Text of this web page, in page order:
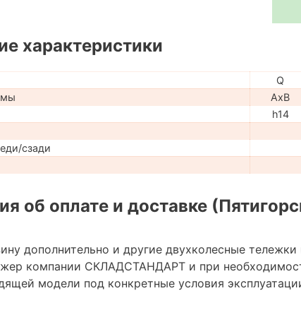
характеристики
Q
AxB
h14
сзади
об оплате и доставке
дополнительно и другие двухколесные
компании СКЛАДСТАНДАРТ и при
модели под конкретные условия